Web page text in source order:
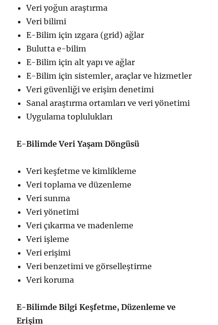
Veri yoğun araştırma
Veri bilimi
E-Bilim için ızgara (grid) ağlar
Bulutta e-bilim
E-Bilim için alt yapı ve ağlar
E-Bilim için sistemler, araçlar ve hizmetler
Veri güvenliği ve erişim denetimi
Sanal araştırma ortamları ve veri yönetimi
Uygulama toplulukları
E-Bilimde Veri Yaşam Döngüsü
Veri keşfetme ve kimlikleme
Veri toplama ve düzenleme
Veri sunma
Veri yönetimi
Veri çıkarma ve madenleme
Veri işleme
Veri erişimi
Veri benzetimi ve görselleştirme
Veri koruma
E-Bilimde Bilgi Keşfetme, Düzenleme ve
Erişim